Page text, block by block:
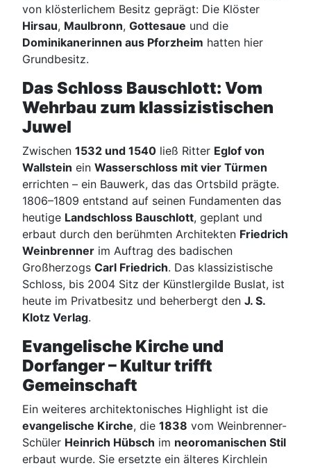
von klösterlichem Besitz geprägt: Die Klöster
Hirsau, Maulbronn, Gottesaue und die
Dominikanerinnen aus Pforzheim hatten hier
Grundbesitz.
Das Schloss Bauschlott: Vom
Wehrbau zum klassizistischen
Juwel
Zwischen 1532 und 1540 ließ Ritter Eglof von
Wallstein ein Wasserschloss mit vier Türmen
errichten – ein Bauwerk, das das Ortsbild prägte.
1806–1809 entstand auf seinen Fundamenten das
heutige Landschloss Bauschlott, geplant und
erbaut durch den berühmten Architekten Friedrich
Weinbrenner im Auftrag des badischen
Großherzogs Carl Friedrich. Das klassizistische
Schloss, bis 2004 Sitz der Künstlergilde Buslat, ist
heute im Privatbesitz und beherbergt den J. S.
Klotz Verlag.
Evangelische Kirche und
Dorfanger – Kultur trifft
Gemeinschaft
Ein weiteres architektonisches Highlight ist die
evangelische Kirche, die 1838 vom Weinbrenner-
Schüler Heinrich Hübsch im neoromanischen Stil
erbaut wurde. Sie ersetzte ein älteres Kirchlein